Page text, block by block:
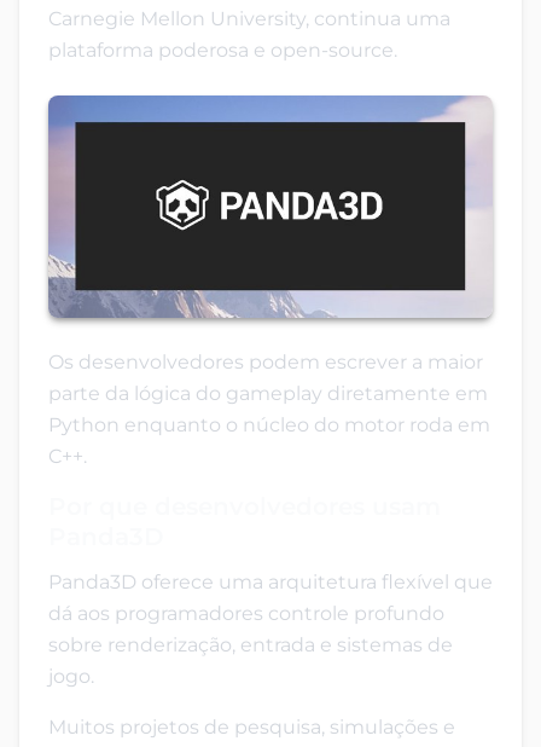
Carnegie Mellon University, continua uma
plataforma poderosa e open-source.
Os desenvolvedores podem escrever a maior
parte da lógica do gameplay diretamente em
Python enquanto o núcleo do motor roda em
C++.
Panda3D oferece uma arquitetura flexível que
dá aos programadores controle profundo
sobre renderização, entrada e sistemas de
jogo.
Muitos projetos de pesquisa, simulações e